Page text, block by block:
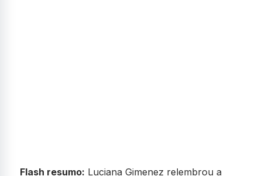
Flash resumo: Luciana Gimenez relembrou a